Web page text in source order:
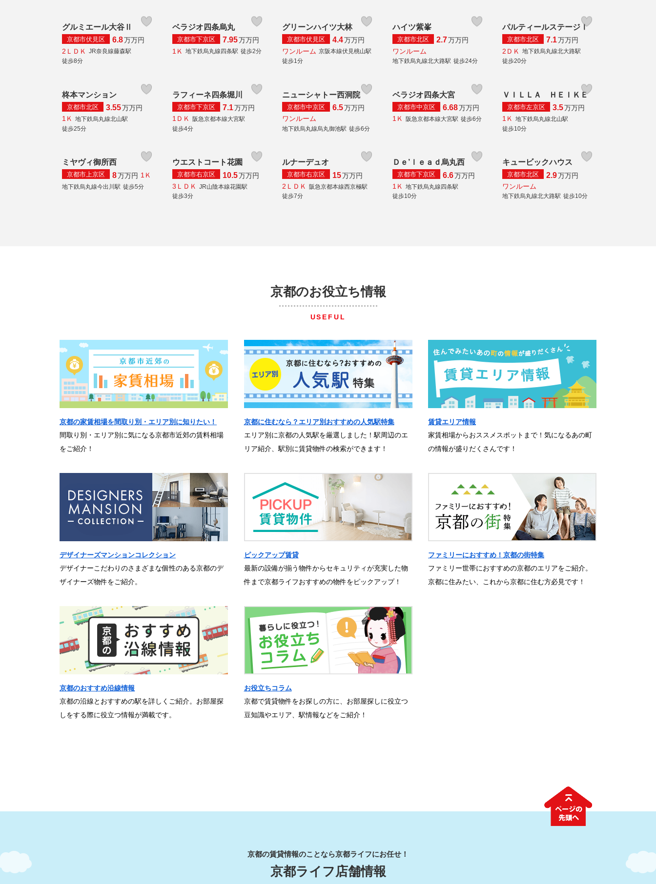
グルミエール大谷Ⅱ
京都市伏見区 6.8万万円
2ＬＤＫ
JR奈良線藤森駅
徒歩8分
ベラジオ四条烏丸
京都市下京区 7.95万万円
1Ｋ
地下鉄烏丸線四条駅 徒歩2分
グリーンハイツ大林
京都市伏見区 4.4万万円
ワンルーム 京阪本線伏見桃山駅
徒歩1分
ハイツ紫峯
京都市北区 2.7万万円
ワンルーム
地下鉄烏丸線北大路駅 徒歩24分
パルティールステージⅠ
京都市北区 7.1万万円
2ＤＫ
地下鉄烏丸線北大路駅
徒歩20分
柊本マンション
京都市北区 3.55万万円
1Ｋ 地下鉄烏丸線北山駅
徒歩25分
ラフィーネ四条堀川
京都市下京区 7.1万万円
1ＤＫ 阪急京都本線大宮駅
徒歩4分
ニューシャトー西洞院
京都市中京区 6.5万万円
ワンルーム
地下鉄烏丸線烏丸御池駅 徒歩6分
ベラジオ四条大宮
京都市中京区 6.68万万円
1Ｋ 阪急京都本線大宮駅 徒歩6分
ＶＩＬＬＡ ＨＥＩＫＥ
京都市左京区 3.5万万円
1Ｋ 地下鉄烏丸線北山駅
徒歩10分
ミヤヴィ御所西
京都市上京区 8万万円 1Ｋ
地下鉄烏丸線今出川駅 徒歩5分
ウエストコート花園
京都市右京区 10.5万万円
3ＬＤＫ
JR山陰本線花園駅
徒歩3分
ルナーデュオ
京都市右京区 15万万円
2ＬＤＫ
阪急京都本線西京極駅
徒歩7分
Ｄｅ’ｌｅａｄ烏丸西
京都市下京区 6.6万万円
1Ｋ
地下鉄烏丸線四条駅
徒歩10分
キュービックハウス
京都市北区 2.9万万円
ワンルーム
地下鉄烏丸線北大路駅 徒歩10分
京都のお役立ち情報
USEFUL
京都の家賃相場を間取り別・エリア別に知りたい！
間取り別・エリア別に気になる京都市近郊の賃料相場
をご紹介！
京都に住むなら？エリア別おすすめの人気駅特集
エリア別に京都の人気駅を厳選しました！駅周辺のエ
リア紹介、駅別に賃貸物件の検索ができます！
賃貸エリア情報
家賃相場からおススメスポットまで！気になるあの町
の情報が盛りだくさんです！
デザイナーズマンションコレクション
デザイナーこだわりのさまざまな個性のある京都のデ
ザイナーズ物件をご紹介。
ピックアップ賃貸
最新の設備が揃う物件からセキュリティが充実した物
件まで京都ライフおすすめの物件をピックアップ！
ファミリーにおすすめ！京都の街特集
ファミリー世帯におすすめの京都のエリアをご紹介。
京都に住みたい、これから京都に住む方必見です！
京都のおすすめ沿線情報
京都の沿線とおすすめの駅を詳しくご紹介。お部屋探
しをする際に役立つ情報が満載です。
お役立ちコラム
京都で賃貸物件をお探しの方に、お部屋探しに役立つ
豆知識やエリア、駅情報などをご紹介！
京都の賃貸情報のことなら京都ライフにお任せ！
京都ライフ店舗情報